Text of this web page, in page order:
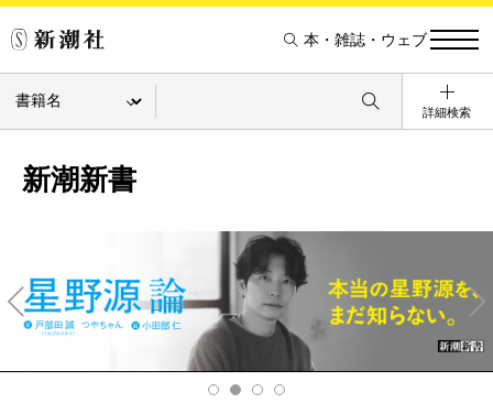
本・雑誌・ウェブ
詳細検索
新潮新書
v
Ne
xt